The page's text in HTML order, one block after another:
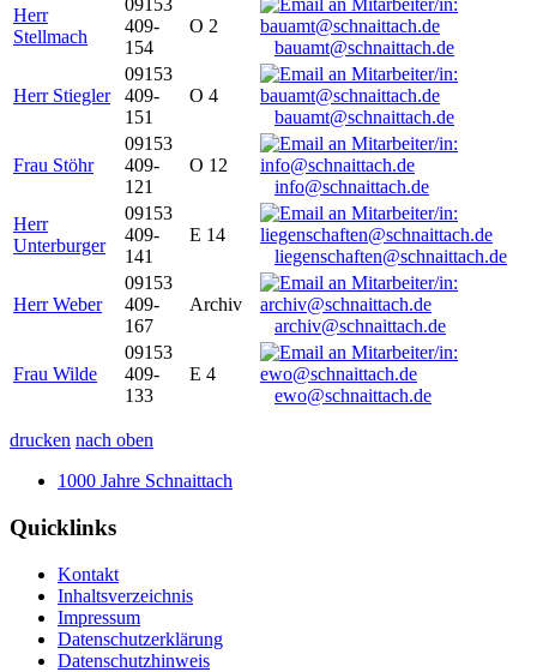
Herr
Stellmach
09153
409-
154
O 2
bauamt@schnaittach.de
Herr Stiegler
09153
409-
151
O 4
bauamt@schnaittach.de
Frau Stöhr
09153
409-
121
O 12
info@schnaittach.de
Herr
Unterburger
09153
409-
141
E 14
liegenschaften@schnaittach.de
Herr Weber
09153
409-
167
Archiv
archiv@schnaittach.de
Frau Wilde
09153
409-
133
E 4
ewo@schnaittach.de
drucken nach oben
1000 Jahre Schnaittach
Quicklinks
Kontakt
Inhaltsverzeichnis
Impressum
Datenschutzerklärung
Datenschutzhinweis